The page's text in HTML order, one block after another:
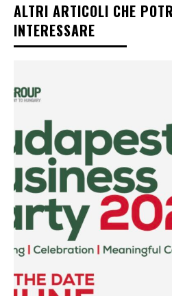
ALTRI ARTICOLI CHE
INTERESSARE